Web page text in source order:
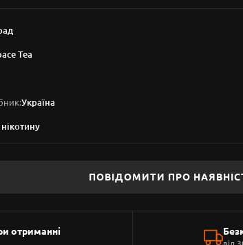
Tea
Україна
ПОВІДОМИТИ ПРО
отриманні